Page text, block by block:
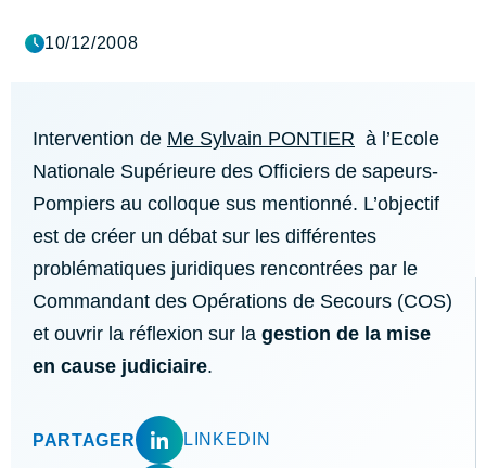
10/12/2008
Intervention de Me Sylvain PONTIER à l’Ecole
Nationale Supérieure des Officiers de sapeurs-
Pompiers au colloque sus mentionné. L’objectif
est de créer un débat sur les différentes
problématiques juridiques rencontrées par le
Commandant des Opérations de Secours (COS)
et ouvrir la réflexion sur la gestion de la mise
en cause judiciaire.
PARTAGER LINKEDIN